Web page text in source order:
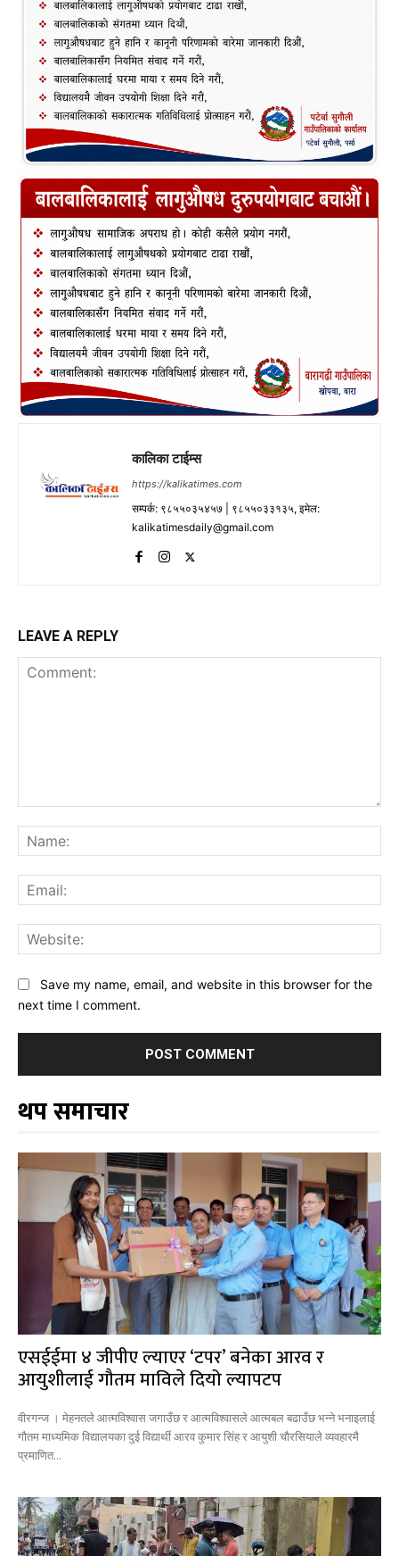
कालिका टाईम्स
https://kalikatimes.com
सम्पर्क: ९८५५०३५४५७ | ९८५५०३३१३५, इमेल:
kalikatimesdaily@gmail.com
LEAVE A REPLY
Save my name, email, and website in this browser for the
next time I comment.
थप समाचार
एसईईमा ४ जीपीए ल्याएर ‘टपर’ बनेका आरव र
आयुशीलाई गौतम माविले दियो ल्यापटप
वीरगन्ज । मेहनतले आत्मविश्वास जगाउँछ र आत्मविश्वासले आत्मबल बढाउँछ भन्ने भनाइलाई
गौतम माध्यमिक विद्यालयका दुई विद्यार्थी आरव कुमार सिंह र आयुशी चौरसियाले व्यवहारमै
प्रमाणित...